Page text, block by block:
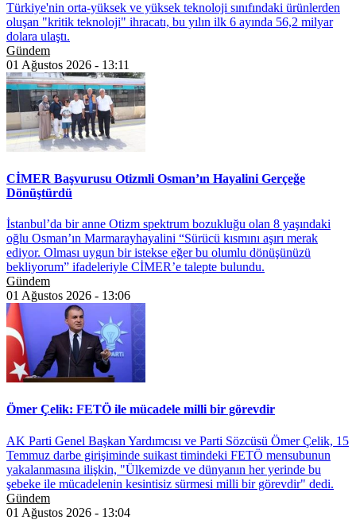
Türkiye'nin orta-yüksek ve yüksek teknoloji sınıfındaki ürünlerden
oluşan "kritik teknoloji" ihracatı, bu yılın ilk 6 ayında 56,2 milyar
dolara ulaştı.
Gündem
01 Ağustos 2026 - 13:11
CİMER Başvurusu Otizmli Osman’ın Hayalini Gerçeğe
Dönüştürdü
İstanbul’da bir anne Otizm spektrum bozukluğu olan 8 yaşındaki
oğlu Osman’ın Marmarayhayalini “Sürücü kısmını aşırı merak
ediyor. Olması uygun bir istekse eğer bu olumlu dönüşünüzü
bekliyorum” ifadeleriyle CİMER’e talepte bulundu.
Gündem
01 Ağustos 2026 - 13:06
Ömer Çelik: FETÖ ile mücadele milli bir görevdir
AK Parti Genel Başkan Yardımcısı ve Parti Sözcüsü Ömer Çelik, 15
Temmuz darbe girişiminde suikast timindeki FETÖ mensubunun
yakalanmasına ilişkin, "Ülkemizde ve dünyanın her yerinde bu
şebeke ile mücadelenin kesintisiz sürmesi milli bir görevdir" dedi.
Gündem
01 Ağustos 2026 - 13:04